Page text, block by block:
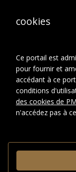
Projet
Type
cookies
Ce portail est
pour fournir et
accédant à ce
conditions
des cookies de
n'accédez pas à